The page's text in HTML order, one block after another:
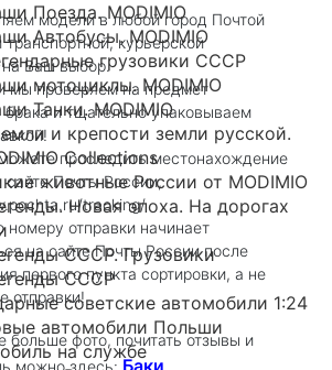
Поезда. MODIMIO
Автобусы. MODIMIO
грузовики СССР
мотоциклы. MODIMIO
Танки. MODIMIO
и крепости земли русской.
Collections
животные России от MODIMIO
Новая эпоха. На дорогах
СССР. Грузовики
СССР
советские автомобили 1:24
автомобили Польши
на службе
модели в любой город Почтой
транспортной, курьерской
на Ваш выбор.
мы проверяем на предмет
брака и тщательно упаковываем
проследить местонахождение
сайте Почты России,
tracking/
номеру отправки начинает
на сайте Почты России после
первого пункта сортировки, а не
отправки!
больше фото, почитать отзывы и
можно здесь:Баки